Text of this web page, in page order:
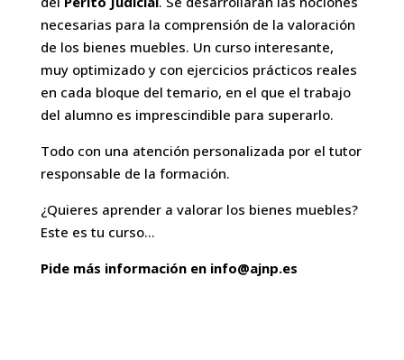
necesarias para la comprensión de la valoración
de los bienes muebles. Un curso interesante,
muy optimizado y con ejercicios prácticos reales
en cada bloque del temario, en el que el trabajo
del alumno es imprescindible para superarlo.
Todo con una atención personalizada por el tutor
responsable de la formación.
¿Quieres aprender a valorar los bienes muebles?
Este es tu curso…
Pide más información en info@ajnp.es